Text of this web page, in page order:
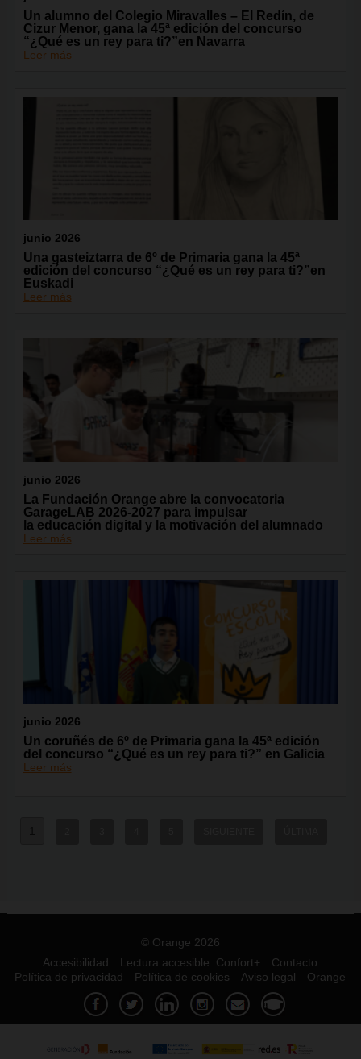
Un alumno del Colegio Miravalles – El Redín, de
Cizur Menor, gana la 45ª edición del concurso
“¿Qué es un rey para ti?”en Navarra
Leer más
junio 2026
Una gasteiztarra de 6º de Primaria gana la 45ª
edición del concurso “¿Qué es un rey para ti?”en
Euskadi
Leer más
junio 2026
La Fundación Orange abre la convocatoria
GarageLAB 2026-2027 para impulsar
la educación digital y la motivación del alumnado
Leer más
junio 2026
Un coruñés de 6º de Primaria gana la 45ª edición
del concurso “¿Qué es un rey para ti?” en Galicia
Leer más
© Orange 2026
Accesibilidad
Lectura accesible: Confort+
Contacto
Política de privacidad
Política de cookies Aviso legal Orange